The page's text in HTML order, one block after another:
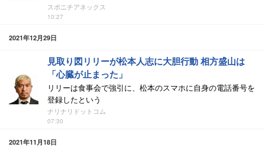
スポニチアネックス
10:27
2021年12月29日
見取り図リリーが松本人志に大胆行動 相方盛山は
「心臓が止まった」
リリーは食事会で強引に、松本のスマホに自身の電話番号を
登録したという
ナリナリドットコム
07:30
2021年11月18日